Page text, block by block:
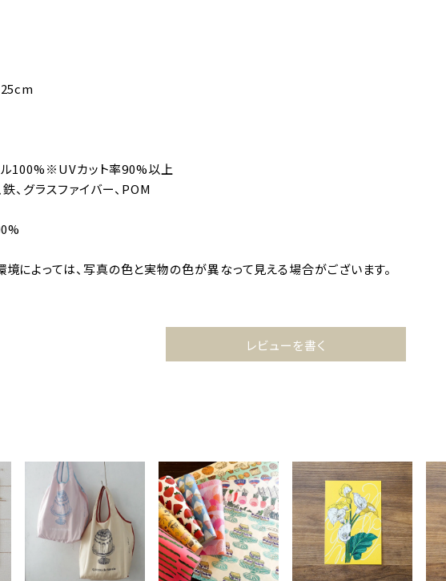
25cm
ル100%※UVカット率90%以上
、グラスファイバー、POM
境によっては、写真の色と実物の色が異なって見える場合がございます。
レビューを書く